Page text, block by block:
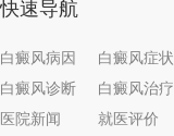
快速导航
白癜风病因 白癜风症状
白癜风诊断
白癜风治疗
医院新闻
就医评价